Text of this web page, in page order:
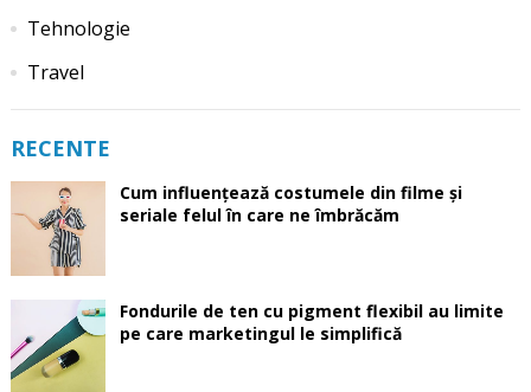
Tehnologie
Travel
RECENTE
Cum influențează costumele din filme și
seriale felul în care ne îmbrăcăm
Fondurile de ten cu pigment flexibil au limite
pe care marketingul le simplifică